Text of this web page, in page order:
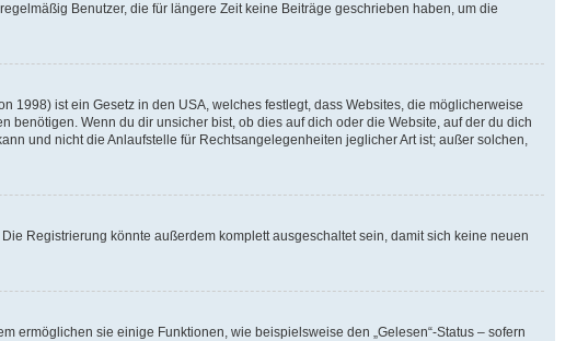
Benutzer, die für längere Zeit keine Beiträge geschrieben haben, um die
1998) ist ein Gesetz in den USA, welches festlegt, dass Websites, die möglicherweise
Wenn du dir unsicher bist, ob dies auf dich oder die Website, auf der du dich
und nicht die Anlaufstelle für Rechtsangelegenheiten jeglicher Art ist; außer solchen,
Registrierung könnte außerdem komplett ausgeschaltet sein, damit sich keine neuen
ermöglichen sie einige Funktionen, wie beispielsweise den „Gelesen“-Status – sofern